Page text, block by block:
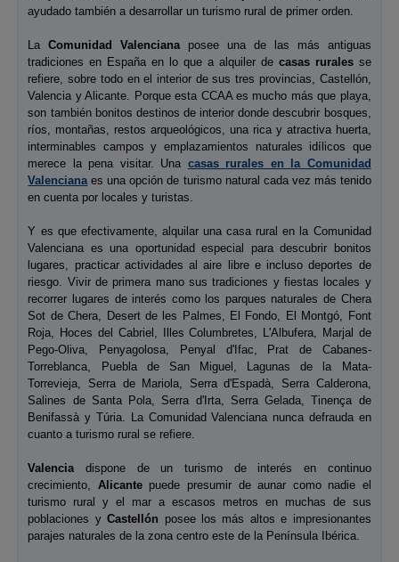
ayudado también a desarrollar un turismo rural de primer orden.
LaComunidad Valencianaposee una de las más antiguas
tradiciones en España en lo que a alquiler de casas ruralesse
refiere, sobre todo en el interior de sus tres provincias, Castellón,
Valencia y Alicante. Porque esta CCAA es mucho más que playa,
son también bonitos destinos de interior donde descubrir bosques,
ríos, montañas, restos arqueológicos, una rica y atractiva huerta,
interminables campos y emplazamientos naturales idílicos que
merece la pena visitar. Una casas rurales en la Comunidad
Valencianaes una opción de turismo natural cada vez más tenido
en cuenta por locales y turistas.
Y es que efectivamente, alquilar una casa rural en la Comunidad
Valenciana es una oportunidad especial para descubrir bonitos
lugares, practicar actividades al aire libre e incluso deportes de
riesgo. Vivir de primera mano sus tradiciones y fiestas locales y
recorrer lugares de interés como los parques naturales de Chera
Sot de Chera, Desert de les Palmes, El Fondo, El Montgó, Font
Roja, Hoces del Cabriel, Illes Columbretes, L'Albufera, Marjal de
Pego-Oliva, Penyagolosa, Penyal d'Ifac, Prat de Cabanes-
Torreblanca, Puebla de San Miguel, Lagunas de la Mata-
Torrevieja, Serra de Mariola, Serra d'Espadà, Serra Calderona,
Salines de Santa Pola, Serra d'Irta, Serra Gelada, Tinença de
Benifassà y Túria. La Comunidad Valenciana nunca defrauda en
cuanto a turismo rural se refiere.
Valenciadispone de un turismo de interés en continuo
crecimiento, Alicantepuede presumir de aunar como nadie el
turismo rural y el mar a escasos metros en muchas de sus
poblaciones yCastellón posee los más altos e impresionantes
parajes naturales de la zona centro este de la Península Ibérica.